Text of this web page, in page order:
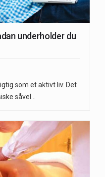
underholder du
som et aktivt liv. Det
såvel…